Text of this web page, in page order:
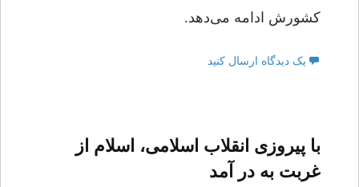
کشورش ادامه می‌دهد.
یک دیدگاه ارسال کنید
با پیروزی انقلاب اسلامی، اسلام از
غربت به در آمد